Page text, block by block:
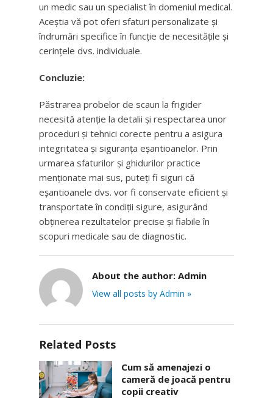
un medic sau un specialist în domeniul medical.
Aceștia vă pot oferi sfaturi personalizate și
îndrumări specifice în funcție de necesitățile și
cerințele dvs. individuale.
Concluzie:
Păstrarea probelor de scaun la frigider
necesită atenție la detalii și respectarea unor
proceduri și tehnici corecte pentru a asigura
integritatea și siguranța eșantioanelor. Prin
urmarea sfaturilor și ghidurilor practice
menționate mai sus, puteți fi siguri că
eșantioanele dvs. vor fi conservate eficient și
transportate în condiții sigure, asigurând
obținerea rezultatelor precise și fiabile în
scopuri medicale sau de diagnostic.
About the author: Admin
View all posts by Admin »
Related Posts
Cum să amenajezi o
cameră de joacă pentru
copii creativ